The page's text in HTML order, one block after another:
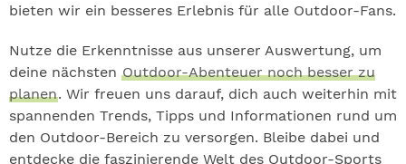
bieten wir ein besseres Erlebnis für alle Outdoor-Fans.
Nutze die Erkenntnisse aus unserer Auswertung, um
deine nächsten Outdoor-Abenteuer noch besser zu
planen. Wir freuen uns darauf, dich auch weiterhin mit
spannenden Trends, Tipps und Informationen rund um
den Outdoor-Bereich zu versorgen. Bleibe dabei und
entdecke die faszinierende Welt des Outdoor-Sports